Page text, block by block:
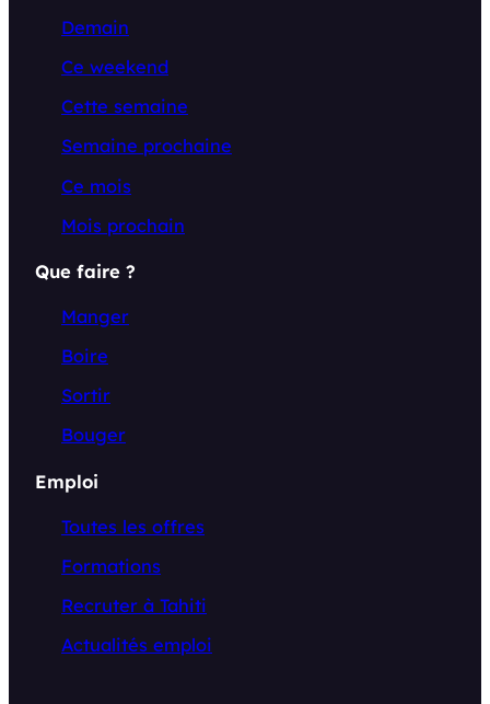
Demain
Ce weekend
Cette semaine
Semaine prochaine
Ce mois
Mois prochain
Que faire ?
Manger
Boire
Sortir
Bouger
Emploi
Toutes les offres
Formations
Recruter à Tahiti
Actualités emploi